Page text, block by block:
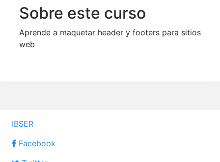
Sobre este curso
Aprende a maquetar header y footers para sitios
web
IBSER
Facebook